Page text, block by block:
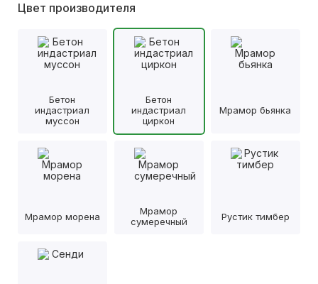
Цвет производителя
Бетон
индастриал
муссон
Бетон
индастриал
циркон
Мрамор бьянка
Мрамор морена
Мрамор
сумеречный
Рустик тимбер